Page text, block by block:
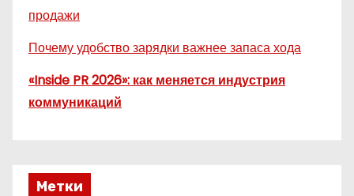
продажи
Почему удобство зарядки важнее запаса хода
«Inside PR 2026»: как меняется индустрия
коммуникаций
Метки